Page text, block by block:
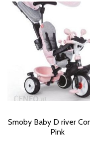
Smoby Baby D river
Pink